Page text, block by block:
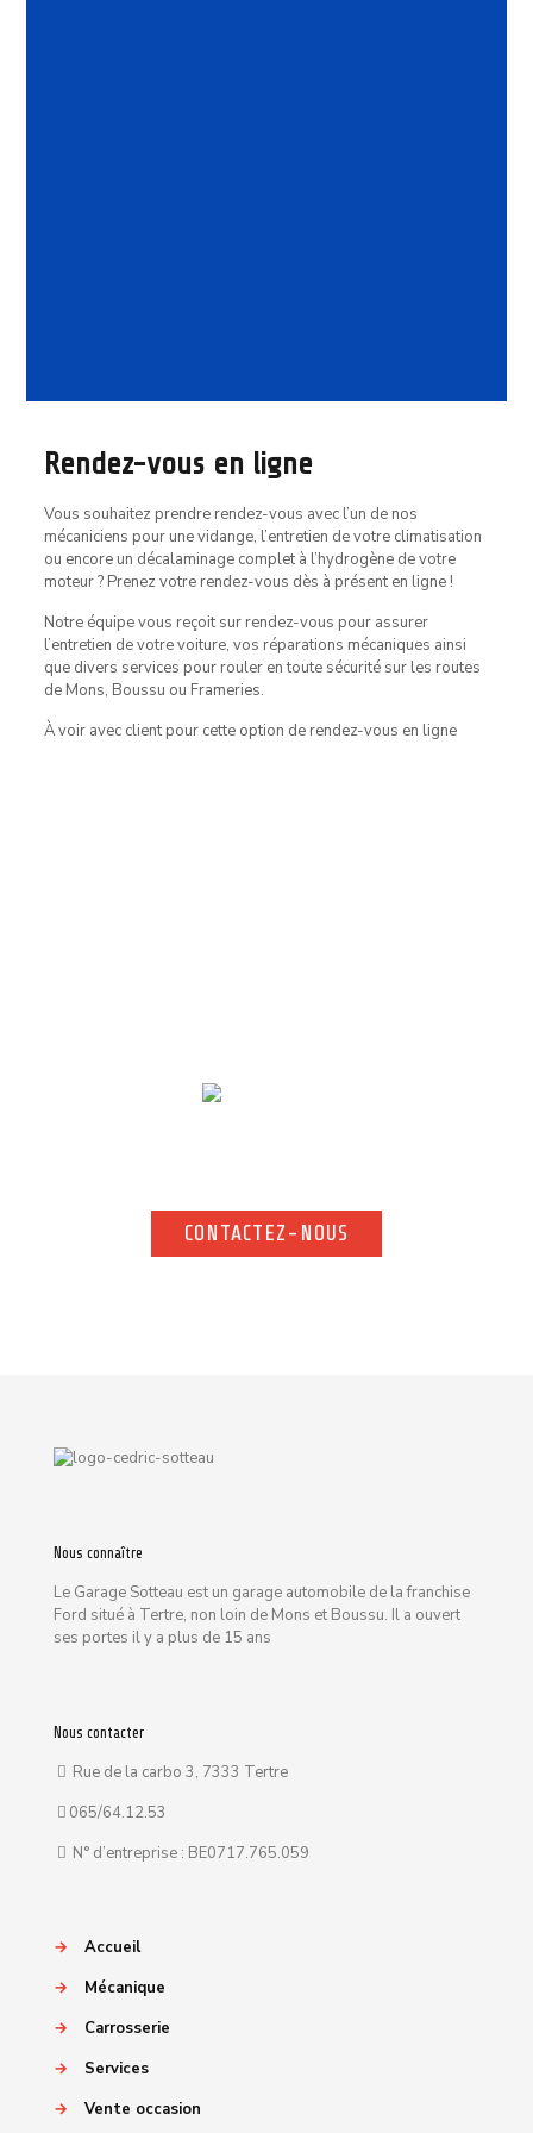
Rendez-vous en ligne
Vous souhaitez prendre rendez-vous avec l’un de nos
mécaniciens pour une vidange, l’entretien de votre climatisation
ou encore un décalaminage complet à l’hydrogène de votre
moteur ? Prenez votre rendez-vous dès à présent en ligne !
Notre équipe vous reçoit sur rendez-vous pour assurer
l’entretien de votre voiture, vos réparations mécaniques ainsi
que divers services pour rouler en toute sécurité sur les routes
de Mons, Boussu ou Frameries.
À voir avec client pour cette option de rendez-vous en ligne
CONTACTEZ-NOUS
CONTACTEZ-NOUS
Nous connaître
Le Garage Sotteau est un garage automobile de la franchise
Ford situé à Tertre, non loin de Mons et Boussu. Il a ouvert
ses portes il y a plus de 15 ans
Nous contacter
Rue de la carbo 3, 7333 Tertre
065/64.12.53
N° d’entreprise : BE0717.765.059
→
Accueil
→
Mécanique
→
Carrosserie
→
Services
→
Vente occasion